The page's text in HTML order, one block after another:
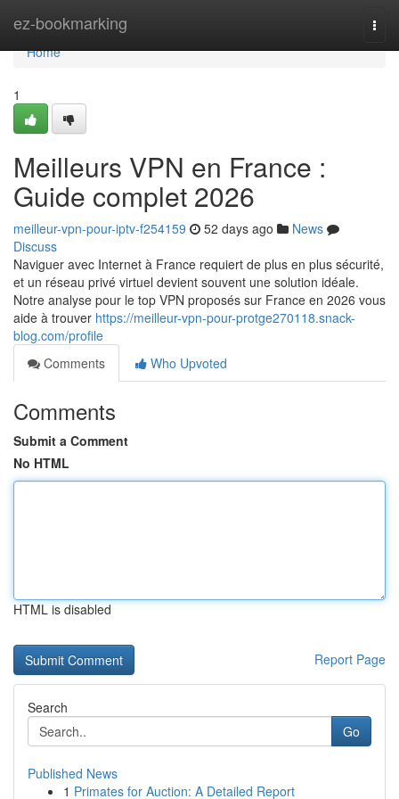
ez-bookmarking
Home
Home
1
Meilleurs VPN en France :
Guide complet 2026
meilleur-vpn-pour-iptv-f254159 52 days ago
News
Discuss
Naviguer avec Internet à France requiert de plus en plus sécurité,
et un réseau privé virtuel devient souvent une solution idéale.
Notre analyse pour le top VPN proposés sur France en 2026 vous
aide à trouver https://meilleur-vpn-pour-protge270118.snack-
blog.com/profile
Comments
Who Upvoted
Comments
Submit a Comment
No HTML
HTML is disabled
Report Page
Search
Go
Published News
1 Primates for Auction: A Detailed Report